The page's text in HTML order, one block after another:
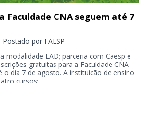
Faculdade CNA seguem até 7
Postado por FAESP
modalidade EAD; parceria com Caesp e
gratuitas para a Faculdade CNA
o dia 7 de agosto. A instituição de ensino
cursos:...